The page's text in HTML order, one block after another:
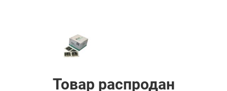
Товар распродан